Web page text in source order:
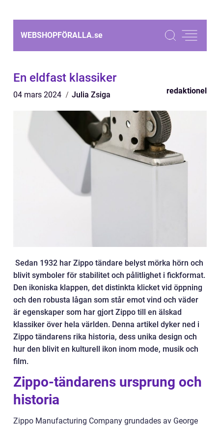
WEBSHOPFÖRALLA.se
En eldfast klassiker
04 mars 2024 Julia Zsiga redaktionel
Sedan 1932 har Zippo tändare belyst mörka hörn och
blivit symboler för stabilitet och pålitlighet i fickformat.
Den ikoniska klappen, det distinkta klicket vid öppning
och den robusta lågan som står emot vind och väder
är egenskaper som har gjort Zippo till en älskad
klassiker över hela världen. Denna artikel dyker ned i
Zippo tändarens rika historia, dess unika design och
hur den blivit en kulturell ikon inom mode, musik och
film.
Zippo-tändarens ursprung och
historia
Zippo Manufacturing Company grundades av George